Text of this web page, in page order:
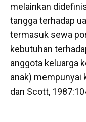
melainkan
tangga terhadap
termasuk sewa
kebutuhan
anggota keluarga
anak) mempunyai
dan Scott,